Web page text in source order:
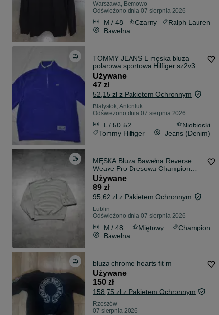
Warszawa, Bemowo
Odświeżono dnia 07 sierpnia 2026
M / 48 Czarny
Ralph Lauren
Bawełna
TOMMY JEANS L męska bluza
polarowa sportowa Hilfiger sz2v3
Używane
47 zł
52,15 zł z Pakietem Ochronnym
Białystok, Antoniuk
Odświeżono dnia 07 sierpnia 2026
L / 50-52
Niebieski
Tommy Hilfiger
Jeans (Denim)
MĘSKA Bluza Bawełna Reverse
Weave Pro Dresowa Champion
Haft Logo Mięta
Używane
89 zł
95,62 zł z Pakietem Ochronnym
Lublin
Odświeżono dnia 07 sierpnia 2026
M / 48 Miętowy
Champion
Bawełna
bluza chrome hearts fit m
Używane
150 zł
158,75 zł z Pakietem Ochronnym
Rzeszów
07 sierpnia 2026